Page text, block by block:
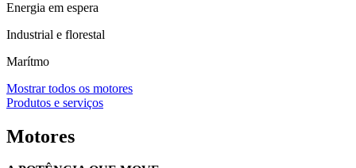
Energia em espera
Industrial e florestal
Marítmo
Mostrar todos os motores
Produtos e serviços
Motores